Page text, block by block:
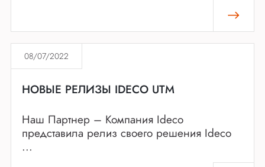
08/07/2022
НОВЫЕ РЕЛИЗЫ IDECO UTM
Наш Партнер – Компания Ideco
представила релиз своего решения Ideco
...